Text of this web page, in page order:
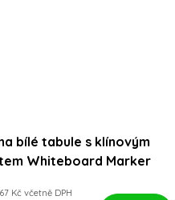
bílé tabule s klínovým
Whiteboard Marker
Kč včetně DPH